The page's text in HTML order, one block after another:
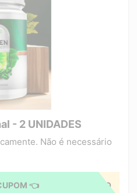
- 2 UNIDADES
Não é necessário
CUPOM APLICADO
👈